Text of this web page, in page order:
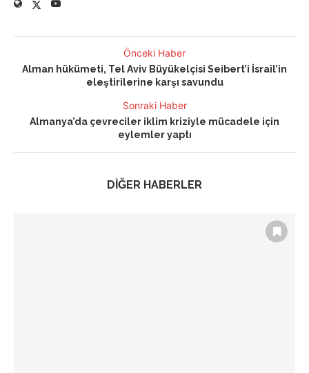
Önceki Haber
Alman hükümeti, Tel Aviv Büyükelçisi Seibert’i İsrail’in
eleştirilerine karşı savundu
Sonraki Haber
Almanya’da çevreciler iklim kriziyle mücadele için
eylemler yaptı
DİĞER HABERLER